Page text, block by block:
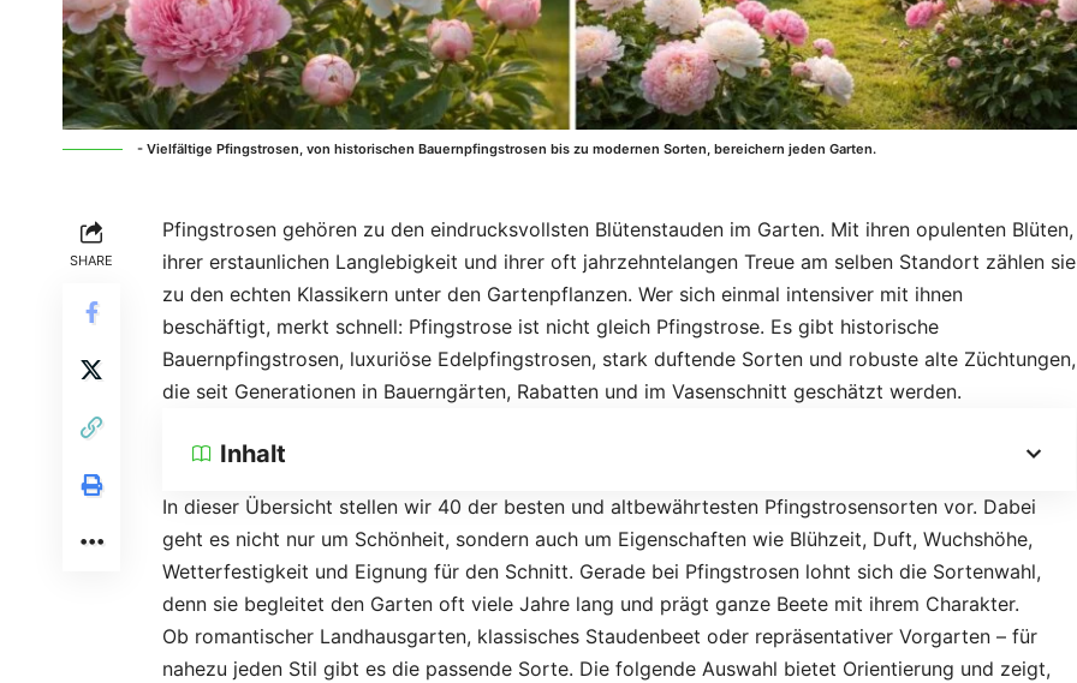
- Vielfältige Pfingstrosen, von historischen Bauernpfingstrosen bis zu modernen Sorten, bereichern jeden Garten.
SHARE
Pfingstrosen gehören zu den eindrucksvollsten Blütenstauden im Garten. Mit ihren opulenten Blüten,
ihrer erstaunlichen Langlebigkeit und ihrer oft jahrzehntelangen Treue am selben Standort zählen sie
zu den echten Klassikern unter den Gartenpflanzen. Wer sich einmal intensiver mit ihnen
beschäftigt, merkt schnell: Pfingstrose ist nicht gleich Pfingstrose. Es gibt historische
Bauernpfingstrosen, luxuriöse Edelpfingstrosen, stark duftende Sorten und robuste alte Züchtungen,
die seit Generationen in Bauerngärten, Rabatten und im Vasenschnitt geschätzt werden.
Inhalt
In dieser Übersicht stellen wir 40 der besten und altbewährtesten Pfingstrosensorten vor. Dabei
geht es nicht nur um Schönheit, sondern auch um Eigenschaften wie Blühzeit, Duft, Wuchshöhe,
Wetterfestigkeit und Eignung für den Schnitt. Gerade bei Pfingstrosen lohnt sich die Sortenwahl,
denn sie begleitet den Garten oft viele Jahre lang und prägt ganze Beete mit ihrem Charakter.
Ob romantischer Landhausgarten, klassisches Staudenbeet oder repräsentativer Vorgarten – für
nahezu jeden Stil gibt es die passende Sorte. Die folgende Auswahl bietet Orientierung und zeigt,